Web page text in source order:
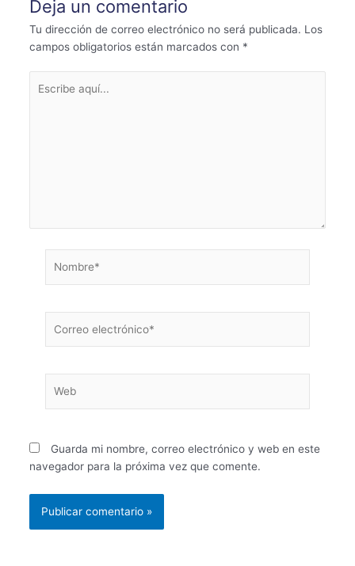
Deja un comentario
Tu dirección de correo electrónico no será publicada. Los
campos obligatorios están marcados con *
aquí...
electrónico*
Guarda mi nombre, correo electrónico y web en este
navegador para la próxima vez que comente.